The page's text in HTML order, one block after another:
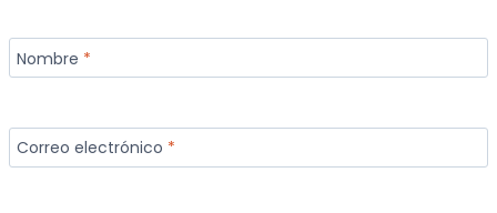
Nombre *
Correo electrónico *